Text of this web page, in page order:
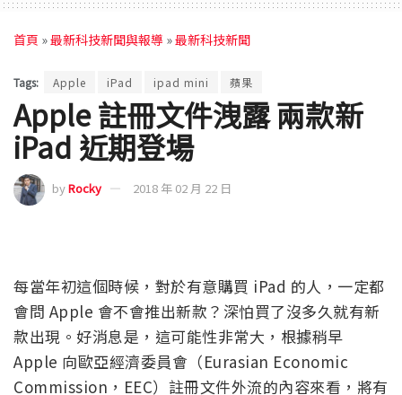
首頁 »最新科技新聞與報導 »最新科技新聞
Tags: Apple iPad ipad mini 蘋果
Apple 註冊文件洩露 兩款新
iPad 近期登場
byRocky 2018 年 02 月 22 日
每當年初這個時候，對於有意購買 iPad 的人，一定都
會問 Apple 會不會推出新款？深怕買了沒多久就有新
款出現。好消息是，這可能性非常大，根據稍早
Apple 向歐亞經濟委員會（Eurasian Economic
Commission，EEC）註冊文件外流的內容來看，將有